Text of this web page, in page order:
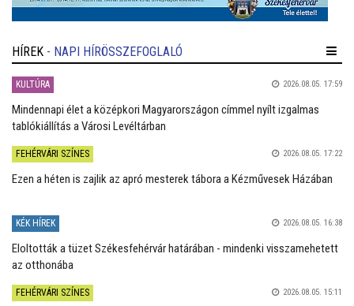
HÍREK - NAPI HÍRÖSSZEFOGLALÓ
KULTÚRA 2026.08.05. 17:59
Mindennapi élet a középkori Magyarországon címmel nyílt izgalmas
tablókiállítás a Városi Levéltárban
FEHÉRVÁRI SZÍNES 2026.08.05. 17:22
Ezen a héten is zajlik az apró mesterek tábora a Kézművesek Házában
KÉK HÍREK 2026.08.05. 16:38
Eloltották a tüzet Székesfehérvár határában - mindenki visszamehetett
az otthonába
FEHÉRVÁRI SZÍNES 2026.08.05. 15:11